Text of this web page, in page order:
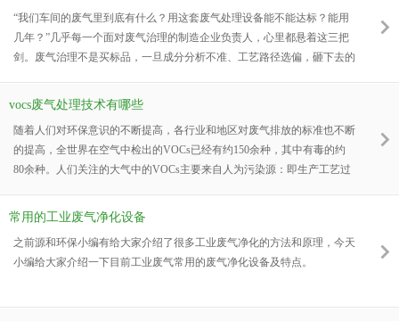
结试错成本
“我们车间的废气里到底有什么？用这套废气处理设备能不能达标？能用
几年？”几乎每一个面对废气治理的制造企业负责人，心里都悬着这三把
剑。废气治理不是买标品，一旦成分分析不准、工艺路径选偏，砸下去的
上鱼龙混杂，各种低价方案、“包过”承诺满天飞，结果往往是设备装了、
任何一家务实的制造企业来说都难以承受。而在源和
vocs废气处理技术有哪些
随着人们对环保意识的不断提高，各行业和地区对废气排放的标准也不断
的提高，全世界在空气中检出的VOCs已经有约150余种，其中有毒的约
80余种。人们关注的大气中的VOCs主要来自人为污染源：即生产工艺过
要用到的设备。
常用的工业废气净化设备
之前源和环保小编有给大家介绍了很多工业废气净化的方法和原理，今天
小编给大家介绍一下目前工业废气常用的废气净化设备及特点。